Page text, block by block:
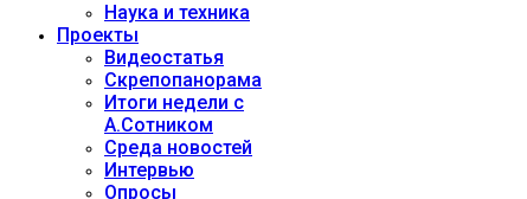
Наука и техника
Проекты
Видеостатья
Скрепопанорама
Итоги недели с
А.Сотником
Среда новостей
Интервью
Опросы